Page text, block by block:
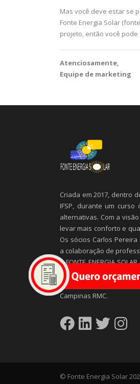
Mas você deve estar se
Fonte Energia Solar
projeto, então você
Atenciosamente,
Equipe de marketing
Criada em 2017, dentro
IFSP, durante um curso
alternativas. Com a
levar mais conforto e
Os sócios Carlos
a colaboração de
a FONTE ENERGIA
comércio, indústrias,
projetos residenciais em
Campinas RMC.
© Fonte Energia Solar